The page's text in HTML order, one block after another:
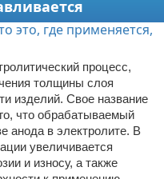
процесс,
толщины слоя
изделий. Свое название
что обрабатываемый
анода в электролите. В
увеличивается
и износу, а также